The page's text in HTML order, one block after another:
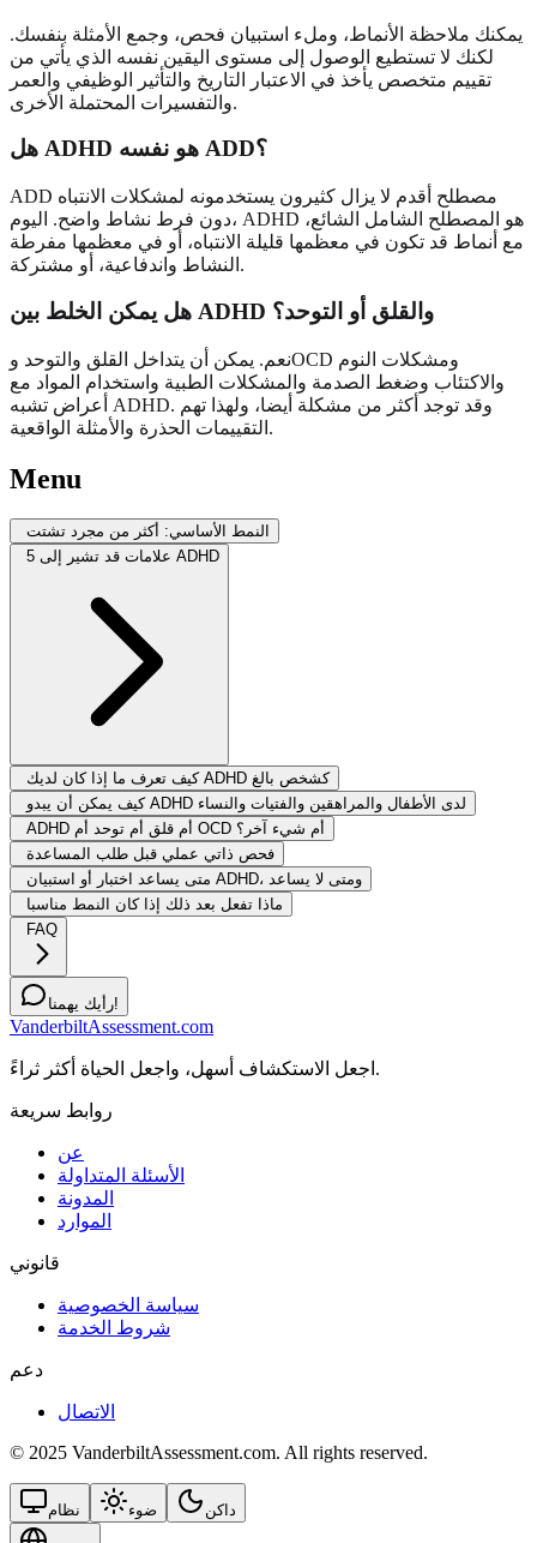
يمكنك ملاحظة الأنماط، وملء استبيان فحص، وجمع الأمثلة بنفسك.
لكنك لا تستطيع الوصول إلى مستوى اليقين نفسه الذي يأتي من
تقييم متخصص يأخذ في الاعتبار التاريخ والتأثير الوظيفي والعمر
والتفسيرات المحتملة الأخرى.
هل ADHD هو نفسه ADD؟
ADD مصطلح أقدم لا يزال كثيرون يستخدمونه لمشكلات الانتباه
دون فرط نشاط واضح. اليوم، ADHD هو المصطلح الشامل الشائع،
مع أنماط قد تكون في معظمها قليلة الانتباه، أو في معظمها مفرطة
النشاط واندفاعية، أو مشتركة.
هل يمكن الخلط بين ADHD والقلق أو التوحد؟
نعم. يمكن أن يتداخل القلق والتوحد وOCD ومشكلات النوم
والاكتئاب وضغط الصدمة والمشكلات الطبية واستخدام المواد مع
أعراض تشبه ADHD. وقد توجد أكثر من مشكلة أيضا، ولهذا تهم
التقييمات الحذرة والأمثلة الواقعية.
Menu
النمط الأساسي: أكثر من مجرد تشتت
5 علامات قد تشير إلى ADHD
كيف تعرف ما إذا كان لديك ADHD كشخص بالغ
كيف يمكن أن يبدو ADHD لدى الأطفال والمراهقين والفتيات والنساء
ADHD أم قلق أم توحد أم OCD أم شيء آخر؟
فحص ذاتي عملي قبل طلب المساعدة
متى يساعد اختبار أو استبيان ADHD، ومتى لا يساعد
ماذا تفعل بعد ذلك إذا كان النمط مناسبا
FAQ
رأيك يهمنا!
VanderbiltAssessment.com
اجعل الاستكشاف أسهل، واجعل الحياة أكثر ثراءً.
روابط سريعة
عن
الأسئلة المتداولة
المدونة
الموارد
قانوني
سياسة الخصوصية
شروط الخدمة
دعم
الاتصال
© 2025 VanderbiltAssessment.com. All rights reserved.
نظام ضوء داكن